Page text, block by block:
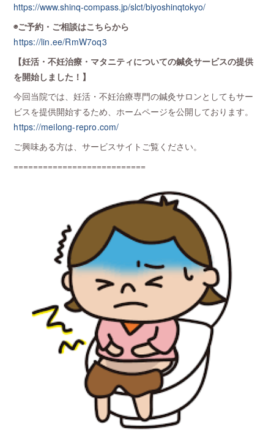
https://www.shinq-compass.jp/slct/biyoshinqtokyo/
◉ご予約・ご相談はこちらから
https://lin.ee/RmW7oq3
【妊活・不妊治療・マタニティについての鍼灸サービスの提供
を開始しました！】
今回当院では、妊活・不妊治療専門の鍼灸サロンとしてもサー
ビスを提供開始するため、ホームページを公開しております。
https://meilong-repro.com/
ご興味ある方は、サービスサイトご覧ください。
===========================